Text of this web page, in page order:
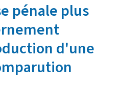
pénale plus
d'une